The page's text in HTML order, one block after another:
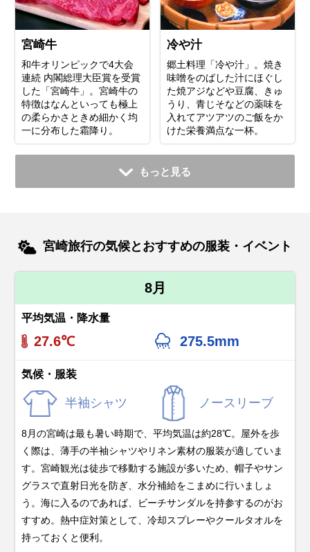
宮崎牛
和牛オリンピックで4大会
連続 内閣総理大臣賞を受賞
した「宮崎牛」。宮崎牛の
特徴はなんといっても極上
の柔らかさときめ細かく均
一に分布した霜降り。
冷や汁
郷土料理「冷や汁」。焼き
味噌をのばした汁にほぐし
た焼アジなどや豆腐、きゅ
うり、青じそなどの薬味を
入れてアツアツのご飯をか
けた栄養満点な一杯。
もっと見る
宮崎旅行の気候とおすすめの服装・イベント
8月
平均気温・降水量
27.6℃ 275.5mm
気候・服装
半袖シャツ ノースリーブ
8月の宮崎は最も暑い時期で、平均気温は約28℃。屋外を歩
く際は、薄手の半袖シャツやリネン素材の服装が適していま
す。宮崎観光は徒歩で移動する施設が多いため、帽子やサン
グラスで直射日光を防ぎ、水分補給をこまめに行いましょ
う。海に入るのであれば、ビーチサンダルを持参するのがお
すすめ。熱中症対策として、冷却スプレーやクールタオルを
持っておくと便利。